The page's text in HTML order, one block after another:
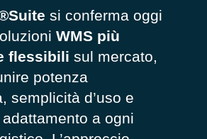
si conferma oggi
WMS più
flessibili sul mercato,
potenza
semplicità d’uso e
a ogni